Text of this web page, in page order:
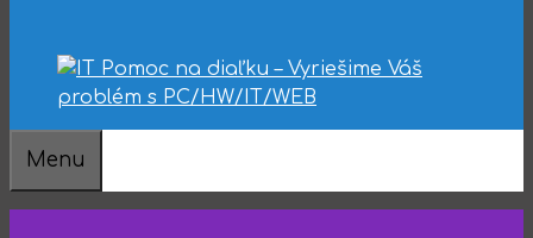
IT Technická podpora 24/7, telefonicky, e-
mailom, online chat
Vyriešime vaše problémy s PC/HW/IT/WEB
úplne na diaľku
Oprava vášho PC prostredníctvom
programu bez inštalácie
Viac ako 14 rokov skúseností s IT,
referencie a spokojní klienti
Menu